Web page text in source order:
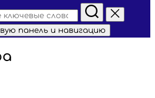
панель и навигацию